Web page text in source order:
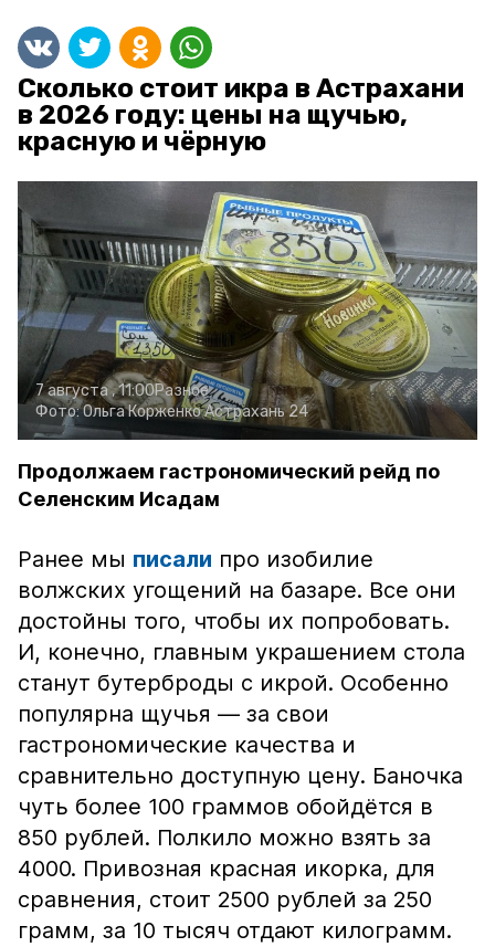
Сколько стоит икра в Астрахани
в 2026 году: цены на щучью,
красную и чёрную
7 августа , 11:00Разное
Фото:Ольга КорженкоАстрахань 24
Продолжаем гастрономический рейд по
Селенским Исадам
Ранее мы писали про изобилие
волжских угощений на базаре. Все они
достойны того, чтобы их попробовать.
И, конечно, главным украшением стола
станут бутерброды с икрой. Особенно
популярна щучья — за свои
гастрономические качества и
сравнительно доступную цену. Баночка
чуть более 100 граммов обойдётся в
850 рублей. Полкило можно взять за
4000. Привозная красная икорка, для
сравнения, стоит 2500 рублей за 250
грамм, за 10 тысяч отдают килограмм.